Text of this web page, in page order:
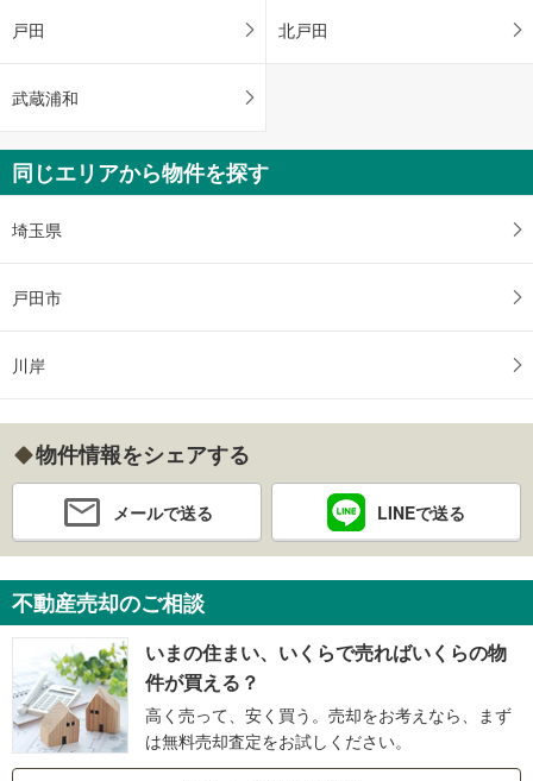
戸田 北戸田
武蔵浦和
同じエリアから物件を探す
埼玉県
戸田市
川岸
物件情報をシェアする
メールで送る LINEで送る
不動産売却のご相談
いまの住まい、いくらで売ればいくらの物
件が買える？
高く売って、安く買う。売却をお考えなら、まず
は無料売却査定をお試しください。